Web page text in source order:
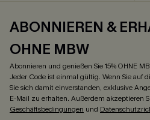
ABONNIEREN &
OHNE MBW
Abonnieren und genießen Sie 15% OHNE
Jeder Code ist einmal gültig. Wenn Sie auf
Sie sich damit einverstanden, exklusive
E-Mail zu erhalten. Außerdem akzeptieren
Geschäftsbedingungen und